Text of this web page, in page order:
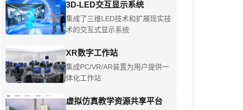
3D-LED交互显示系统
集成了三维LED技术和扩展现实技
术的交互式显示系统
XR数字工作站
集成PC/VR/AR装置为用户提供一
体化工作站
虚拟仿真教学资源共享平台